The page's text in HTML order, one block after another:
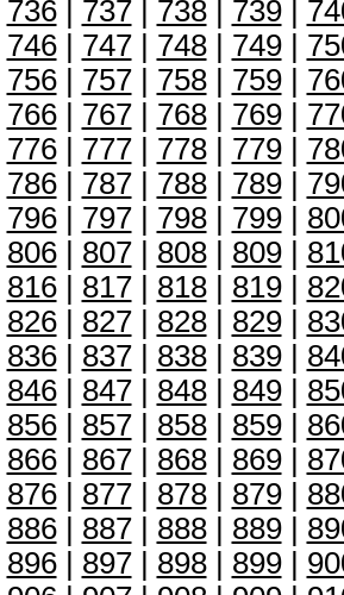
736| 737| 738| 739|
746| 747| 748| 749|
756| 757| 758| 759|
766| 767| 768| 769|
776| 777| 778| 779|
786| 787| 788| 789|
796| 797| 798| 799|
806| 807| 808| 809|
816| 817| 818| 819|
826| 827| 828| 829|
836| 837| 838| 839|
846| 847| 848| 849|
856| 857| 858| 859|
866| 867| 868| 869|
876| 877| 878| 879|
886| 887| 888| 889|
896| 897| 898| 899|